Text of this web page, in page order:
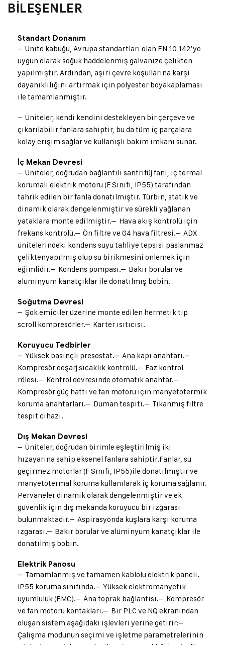
BİLEŞENLER
Standart Donanım
– Ünite kabuğu, Avrupa standartları olan EN 10 142’ye
uygun olarak soğuk haddelenmiş galvanize çelikten
yapılmıştır. Ardından, aşırı çevre koşullarına karşı
dayanıklılığını artırmak için polyester boyakaplaması
ile tamamlanmıştır.
– Üniteler, kendi kendini destekleyen bir çerçeve ve
çıkarılabilir fanlara sahiptir, bu da tüm iç parçalara
kolay erişim sağlar ve kullanışlı bakım imkanı sunar.
İç Mekan Devresi
– Üniteler, doğrudan bağlantılı santrifüj fanı, iç termal
korumalı elektrik motoru (F Sınıfı, IP55) tarafından
tahrik edilen bir fanla donatılmıştır. Türbin, statik ve
dinamik olarak dengelenmiştir ve sürekli yağlanan
yataklara monte edilmiştir.– Hava akış kontrolü için
frekans kontrolü.– Ön filtre ve G4 hava filtresi.– ADX
ünitelerindeki kondens suyu tahliye tepsisi paslanmaz
çeliktenyapılmış olup su birikmesini önlemek için
eğimlidir.– Kondens pompası.– Bakır borular ve
alüminyum kanatçıklar ile donatılmış bobin.
Soğutma Devresi
– Şok emiciler üzerine monte edilen hermetik tip
scroll kompresörler.– Karter ısıtıcısı.
Koruyucu Tedbirler
– Yüksek basınçlı presostat.– Ana kapı anahtarı.–
Kompresör deşarj sıcaklık kontrolü.– Faz kontrol
rölesi.– Kontrol devresinde otomatik anahtar.–
Kompresör güç hattı ve fan motoru için manyetotermik
koruma anahtarları.– Duman tespiti.– Tıkanmış filtre
tespit cihazı.
Dış Mekan Devresi
– Üniteler, doğrudan birimle eşleştirilmiş iki
hızayarına sahip eksenel fanlara sahiptir.Fanlar, su
geçirmez motorlar (F Sınıfı, IP55)ile donatılmıştır ve
manyetotermal koruma kullanılarak iç koruma sağlanır.
Pervaneler dinamik olarak dengelenmiştir ve ek
güvenlik için dış mekanda koruyucu bir ızgarası
bulunmaktadır.– Aspirasyonda kuşlara karşı koruma
ızgarası.– Bakır borular ve alüminyum kanatçıklar ile
donatılmış bobin.
Elektrik Panosu
– Tamamlanmış ve tamamen kablolu elektrik paneli.
IP55 koruma sınıfında.– Yüksek elektromanyetik
uyumluluk (EMC).– Ana toprak bağlantısı.– Kompresör
ve fan motoru kontakları.– Bir PLC ve NQ ekranından
oluşan sistem aşağıdaki işlevleri yerine getirir:–
Çalışma modunun seçimi ve işletme parametrelerinin